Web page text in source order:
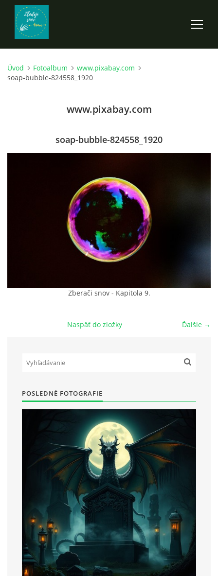
ÚVOD
EGYRON: SIEDMY DEŇ - 3. DIEL
ANKETA
BARDIGON
bludicka.cirezlo@gmail.com
Príbehy a poviedky na tejto stránke sú duševným
vlastníctvom autorov. Všetky práva vyhradené.
© 2026 eStránky.sk|RSS| WebSlice |Aktualizované 5. 8. 2026
Hore ↑
Úvod Fotoalbum
www.pixabay.com
soap-bubble-824558_1920
www.pixabay.com
soap-bubble-824558_1920
Zberači snov - Kapitola 9.
Ďalšie →
Naspäť do zložky
POSLEDNÉ FOTOGRAFIE